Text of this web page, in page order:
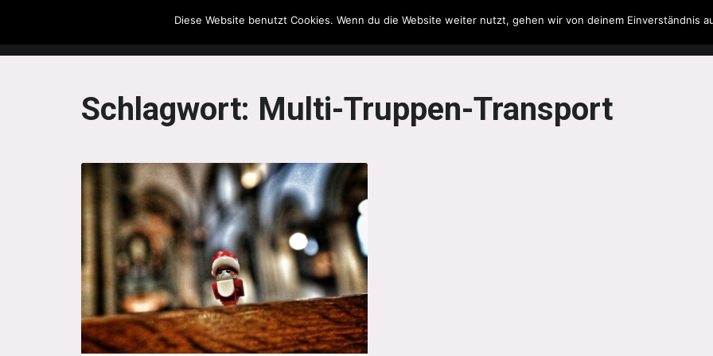
The Howling Men Filme & Serien Musik Spielzeug Literatur
Schlagwort: Multi-Truppen-Transport
Diese Website benutzt Cookies. Wenn du die Website weiter nutzt, gehen wir von deinem Einverständnis